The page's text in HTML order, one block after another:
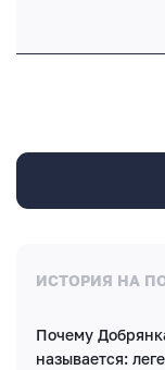
Нет
ИСТОРИЯ НА
Почему
называется: